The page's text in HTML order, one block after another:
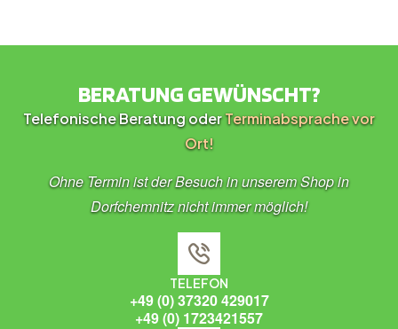
BERATUNG GEWÜNSCHT?
Telefonische Beratung oderTerminabsprache vor
Ort!
Ohne Termin ist der Besuch in unserem Shop in
Dorfchemnitz nicht immer möglich!
TELEFON
+49 (0) 37320 429017
+49 (0) 1723421557